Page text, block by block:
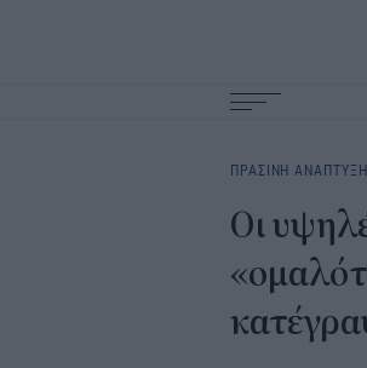
navigation
ΠΡΑΣΙΝΗ ΑΝΑΠΤΥΞΗ
Οι